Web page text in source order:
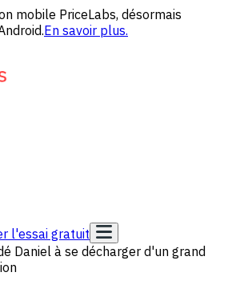
mobile PriceLabs, désormais
En savoir plus.
l'essai gratuit
Daniel à se décharger d'un grand